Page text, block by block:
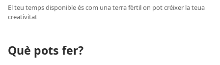
El teu temps disponible és com una terra fèrtil on pot créixer la teua
creativitat
Què pots fer?